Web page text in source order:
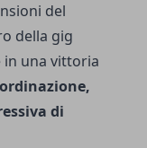
del
della gig
una vittoria
di